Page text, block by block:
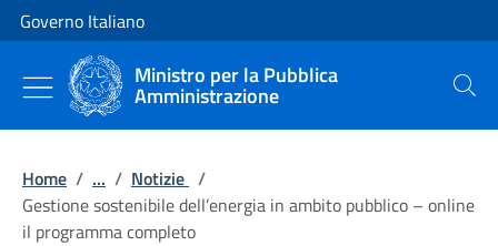
Vai al contenuto
Vai alla navigazione del sito
Governo Italiano
Ministro per la Pubblica
Amministrazione Cerca
Home / ... / Notizie /
Gestione sostenibile dell’energia in ambito pubblico – online
il programma completo